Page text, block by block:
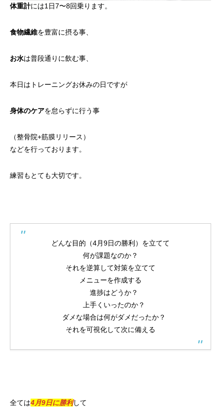
体重計には1日7〜8回乗ります。
食物繊維を豊富に摂る事、
お水は普段通りに飲む事、
本日はトレーニングお休みの日ですが
身体のケアを怠らずに行う事
（整骨院+筋膜リリース）
などを行っております。
練習もとても大切です。
どんな目的（4月9日の勝利）を立てて
何が課題なのか？
それを逆算して対策を立てて
メニューを作成する
進捗はどうか？
上手くいったのか？
ダメな場合は何がダメだったか？
それを可視化して次に備える
全ては4月9日に勝利して